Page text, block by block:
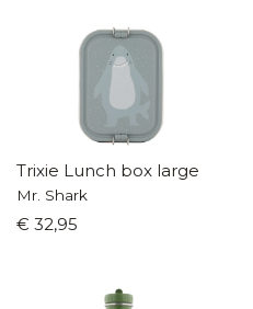
Trixie Lunch box large
Mr. Shark
€ 32,95